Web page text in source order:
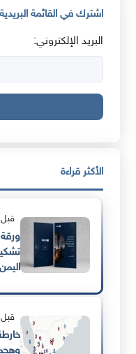
اشترك في القائمة البريدية
البريد الإلكتروني:
الأكثر قراءة
قبل 1 شهر
اليمن
قبل 16